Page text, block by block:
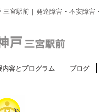
宮駅前｜ 発達障害・不安障害
内容とプログラム ブログ